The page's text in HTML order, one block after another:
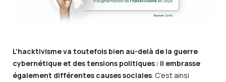
L’hacktivisme va toutefois bien au-delà de la guerre
cybernétique et des tensions politiques : il embrasse
également différentes causes sociales. C’est ainsi